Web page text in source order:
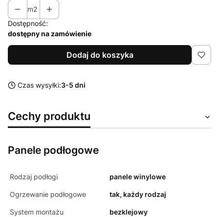
m2
Dostępność:
dostępny na zamówienie
Dodaj do koszyka
Czas wysyłki:3-5 dni
Cechy produktu
Panele podłogowe
Rodzaj podłogi panele winylowe
Ogrzewanie podłogowe tak, każdy rodzaj
System montażu bezklejowy